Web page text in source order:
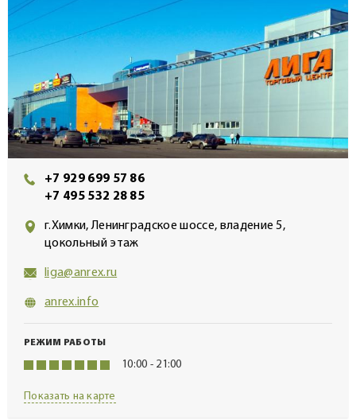
+7 929 699 57 86
+7 495 532 28 85
г.Химки, Ленинградское шоссе, владение 5,
цокольный этаж
liga@anrex.ru
anrex.info
РЕЖИМ РАБОТЫ
10:00 - 21:00
Показать на карте